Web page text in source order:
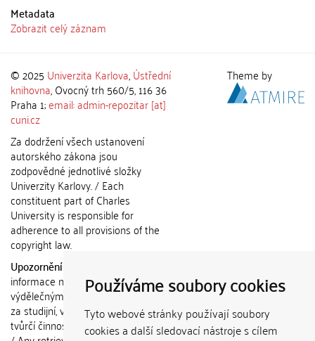
Používáme soubory cookies
Tyto webové stránky používají soubory
cookies a další sledovací nástroje s cílem
Metadata
Zobrazit celý záznam
© 2025 Univerzita Karlova,Ústřední
knihovna, Ovocný trh 560/5, 116 36
Praha 1;email: admin-repozitar [at]
cuni.cz
Za dodržení všech ustanovení
autorského zákona jsou
zodpovědné jednotlivé složky
Univerzity Karlovy. / Each
constituent part of Charles
University is responsible for
adherence to all provisions of the
copyright law.
Upozornění / Notice:
informace nemohou být použity k
výdělečným účelům nebo vydávány
za studijní, vědeckou nebo jinou
tvůrčí činnost jiné osoby než autora.
Theme by